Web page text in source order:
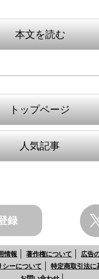
本文を読む
トップページ
人気記事
録
情報 著作権について
広告
シーについて
特定商取引法に